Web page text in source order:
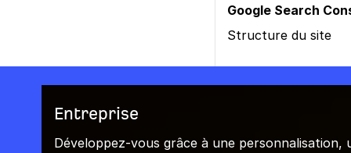
Google Search
Structure du site
Entreprise
Développez-vous grâce à une